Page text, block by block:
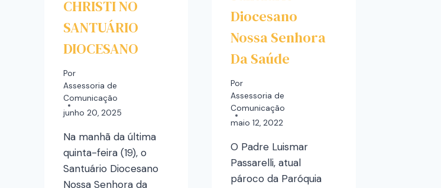
CHRISTI NO
SANTUÁRIO
DIOCESANO
Por
Assessoria de
Comunicação
junho 20, 2025
Na manhã da última
quinta-feira (19), o
Santuário Diocesano
Nossa Senhora da
Diocesano
Nossa Senhora
Da Saúde
Por
Assessoria de
Comunicação
maio 12, 2022
O Padre Luismar
Passarelli, atual
pároco da Paróquia